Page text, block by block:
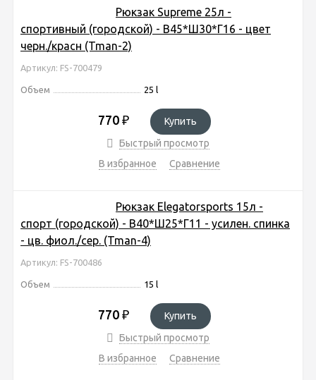
Рюкзак Supreme 25л -
спортивный (городской) - В45*Ш30*Г16 - цвет
черн./красн (Tman-2)
Артикул: FS-700479
Объем 25 l
770 ₽
Купить
Быстрый просмотр
В избранное
Сравнение
Рюкзак Elegatorsports 15л -
спорт (городской) - В40*Ш25*Г11 - усилен. спинка
- цв. фиол./сер. (Tman-4)
Артикул: FS-700486
Объем 15 l
770 ₽
Купить
Быстрый просмотр
В избранное
Сравнение